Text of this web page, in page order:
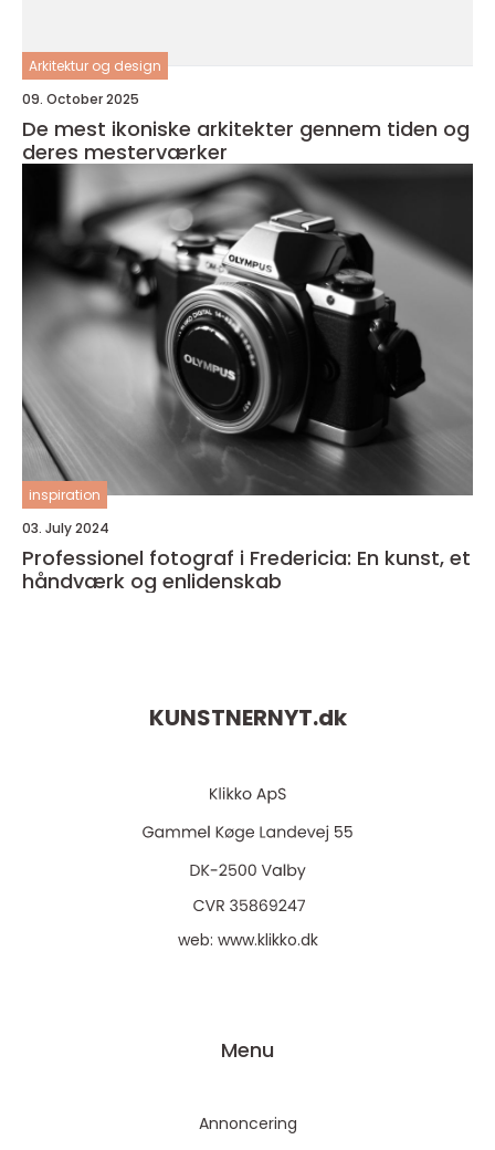
Arkitektur og design
09. October 2025
De mest ikoniske arkitekter gennem tiden og
deres mesterværker
inspiration
03. July 2024
Professionel fotograf i Fredericia: En kunst, et
håndværk og enlidenskab
KUNSTNERNYT.dk
web: www.klikko.dk
Menu
Annoncering